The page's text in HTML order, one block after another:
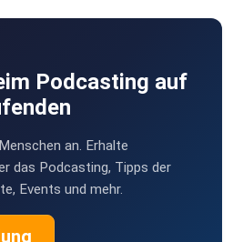
Podcasting auf
an. Erhalte
das Podcasting, Tipps der
Events und mehr.